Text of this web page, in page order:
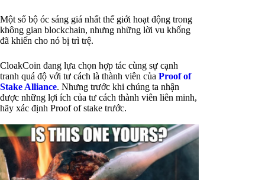
Một số bộ óc sáng giá nhất thế giới hoạt động trong
không gian blockchain, nhưng những lời vu khống
đã khiến cho nó bị trì trệ.
CloakCoin đang lựa chọn hợp tác cùng sự cạnh
tranh quá độ với tư cách là thành viên của Proof of
Stake Alliance. Nhưng trước khi chúng ta nhận
được những lợi ích của tư cách thành viên liên minh,
hãy xác định Proof of stake trước.